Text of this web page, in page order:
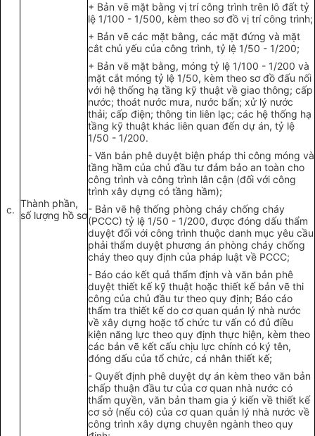
c.
Thành phần,
số lượng hồ sơ
+ Bản vẽ mặt bằng vị trí công trình trên lô đất tỷ
lệ 1/100 - 1/500, kèm theo sơ đồ vị trí công trình;
+ Bản vẽ các mặt bằng, các mặt đứng và mặt
cắt chủ yếu của công trình, tỷ lệ 1/50 - 1/200;
+ Bản vẽ mặt bằng, móng tỷ lệ 1/100 - 1/200 và
mặt cắt móng tỷ lệ 1/50, kèm theo sơđồ đấu nối
với hệ thống hạ tầng kỹ thuật về giao thông; cấp
nước; thoát nước mưa, nước bẩn; xử lý nước
thải; cấp điện; thông tin liên lạc; các hệ thống hạ
tầng kỹ thuật khác liên quan đến dự án, tỷ lệ
1/50 - 1/200.
- Văn bản phê duyệt biện pháp thi công móng và
tầng hầm của chủ đầu tư đảm bảo an toàn cho
công trình và công trình lân cận (đối với công
trình xây dựng có tầng hầm);
- Bản vẽ hệ thống phòng cháy chống cháy
(PCCC) tỷ lệ 1/50 - 1/200, được đóng dấu thẩm
duyệt đối với công trình thuộc danh mục yêu cầu
phải thẩm duyệt phương án phòng cháy chống
cháy theo quy định của pháp luật về PCCC;
- Báo cáo kết quả thẩm định và văn bản phê
duyệt thiết kế kỹ thuật hoặc thiết kế bản vẽ thi
công của chủ đầu tư theo quy định; Báo cáo
thẩm tra thiết kế do cơ quan quản lý nhà nước
về xây dựng hoặc tổ chức tư vấn có đủ điều
kiện năng lực theo quy định thực hiện, kèm theo
các bản vẽ kết cấu chịu lực chính có ký tên,
đóng dấu của tổ chức, cá nhân thiết kế;
- Quyết định phê duyệt dự án kèm theo văn bản
chấp thuận đầu tư của cơ quan nhà nước có
thẩm quyền, văn bản tham gia ý kiến về thiết kế
cơ sở (nếu có) của cơ quan quản lý nhà nước về
công trình xây dựng chuyên ngành theo quy